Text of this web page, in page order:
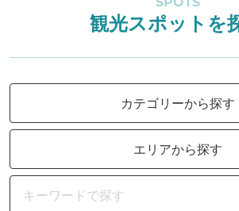
観光スポットを
カテゴリーから探す
エリアから探す